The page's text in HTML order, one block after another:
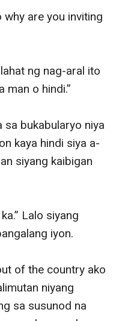
why are you inviting
ng nag-aral ito
man o hindi.”
sa bukabularyo niya
kaya hindi siya a-
siyang kaibigan
Lalo siyang
iyon.
of the country ako
niyang
sa susunod na